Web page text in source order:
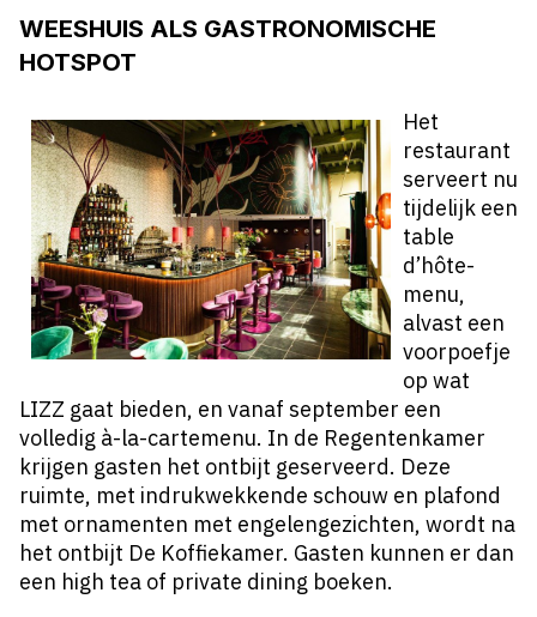
WEESHUIS ALS GASTRONOMISCHE
HOTSPOT
Het
restaurant
serveert nu
tijdelijk een
table
d’hôte-
menu,
alvast een
voorpoefje
op wat
LIZZ gaat bieden, en vanaf september een
volledig à-la-cartemenu. In de Regentenkamer
krijgen gasten het ontbijt geserveerd. Deze
ruimte, met indrukwekkende schouw en plafond
met ornamenten met engelengezichten, wordt na
het ontbijt De Koffiekamer. Gasten kunnen er dan
een high tea of private dining boeken.